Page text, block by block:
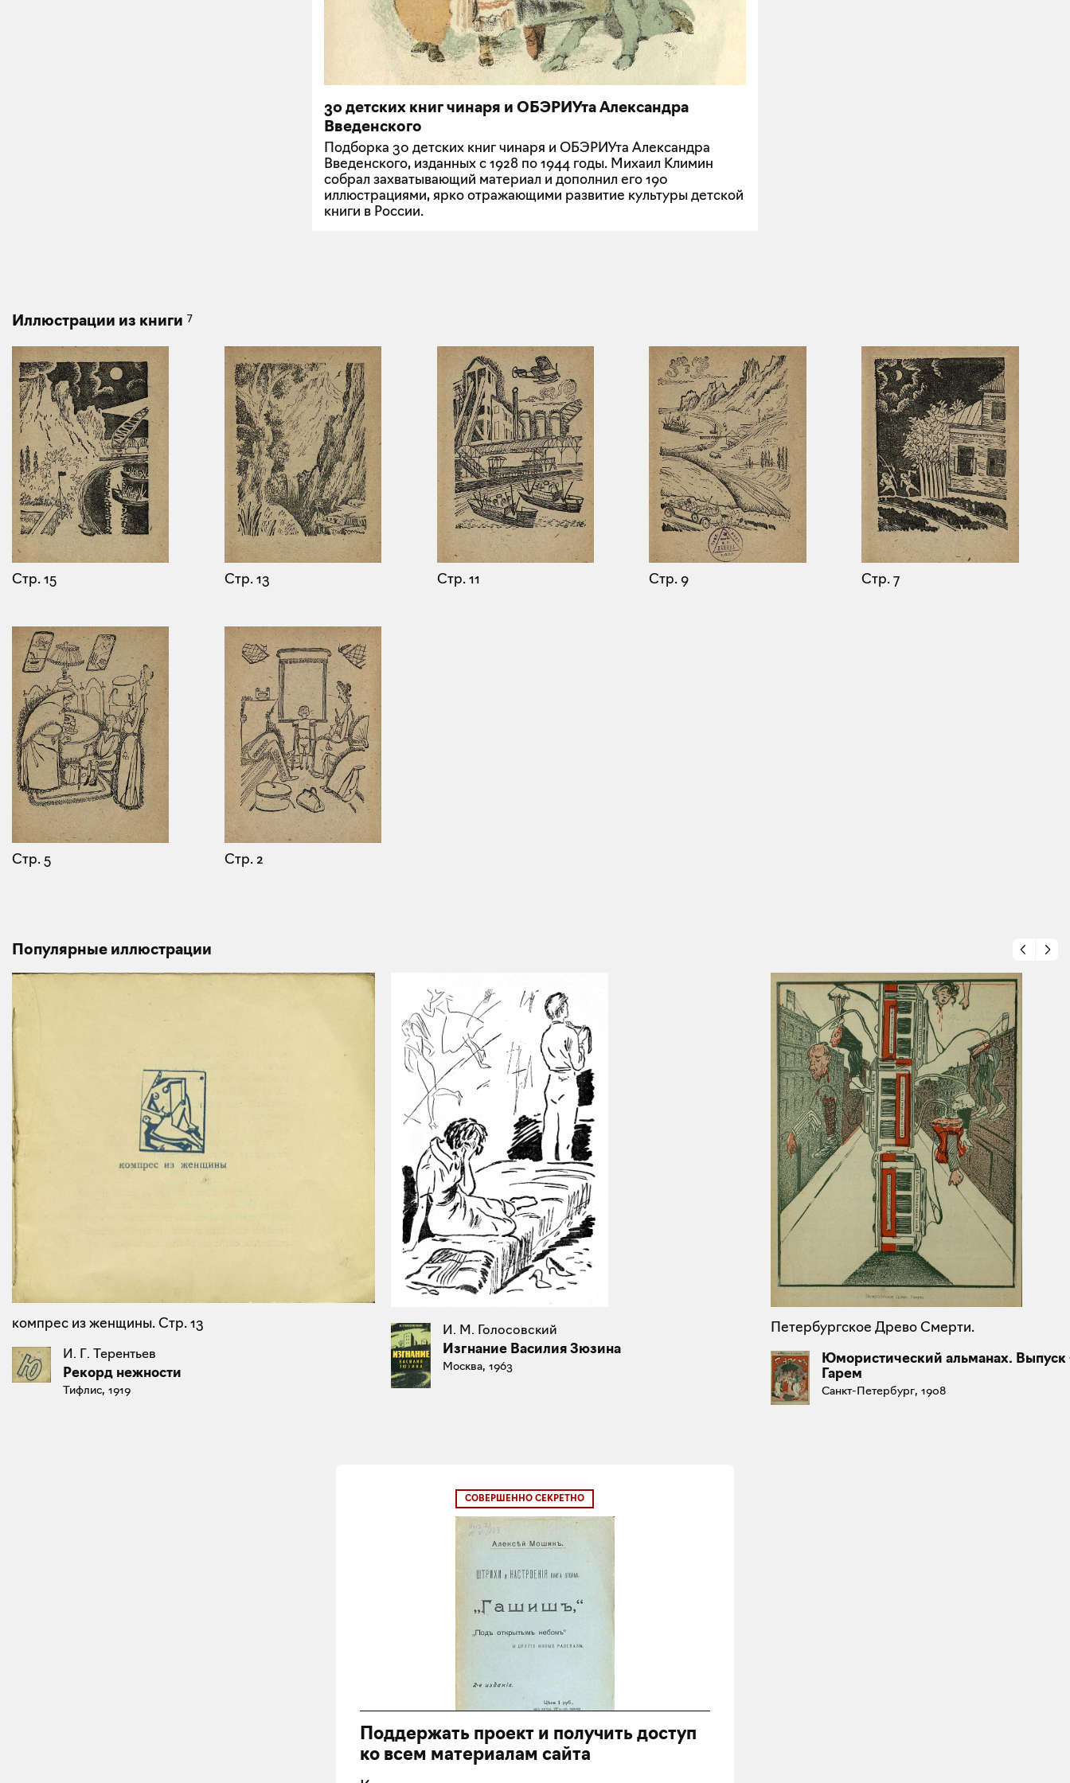
30 детских книг чинаря и ОБЭРИУта Александра
Введенского
Подборка 30 детских книг чинаря и ОБЭРИУта Александра
Введенского, изданных с 1928 по 1944 годы. Михаил Климин
собрал захватывающий материал и дополнил его 190
иллюстрациями, ярко отражающими развитие культуры детской
книги в России.
Иллюстрации из книги 7
Стр. 15 Стр. 13 Стр. 11 Стр. 9 Стр. 7
Стр. 5 Стр. 2
Популярные иллюстрации
компрес из женщины. Стр. 13
И. Г. Терентьев
Рекорд нежности
Тифлис, 1919
И. М. Голосовский
Изгнание Василия Зюзина
Москва, 1963
Петербургское Древо Смерти.
Юмористический альманах. Выпуск
Гарем
Санкт-Петербург, 1908
СОВЕРШЕННО СЕКРЕТНО
Поддержать проект и получить доступ
ко всем материалам сайта